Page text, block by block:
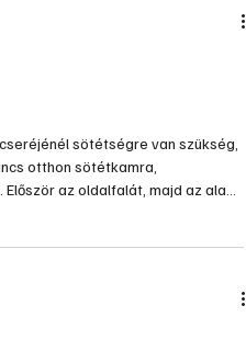
motort használtuk fel. Az al
sötétségre van szükség,
otthon sötétkamra,
az oldalfalát, majd az alap-